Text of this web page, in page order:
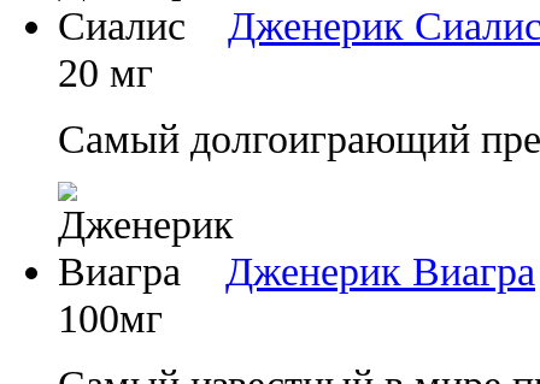
Дженерик
20 мг
Самый долгоиграющий
Дженерик Виагра
100мг